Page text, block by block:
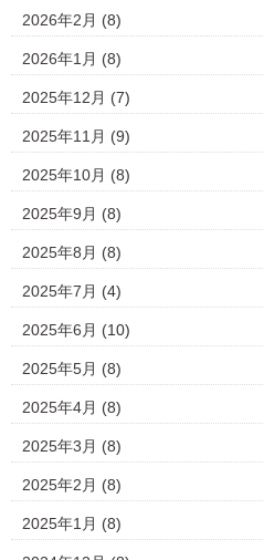
2026年2月 (8)
2026年1月 (8)
2025年12月 (7)
2025年11月 (9)
2025年10月 (8)
2025年9月 (8)
2025年8月 (8)
2025年7月 (4)
2025年6月 (10)
2025年5月 (8)
2025年4月 (8)
2025年3月 (8)
2025年2月 (8)
2025年1月 (8)